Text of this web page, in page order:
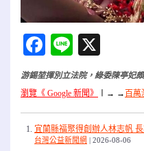
Facebook
Line
游錫堃揮別立法院，綠委陳亭妃
瀏覽《 Google 新聞》
→ → 百萬
宜蘭縣福聚得創辦人林志帆
台灣公益新聞網 2026-08-06